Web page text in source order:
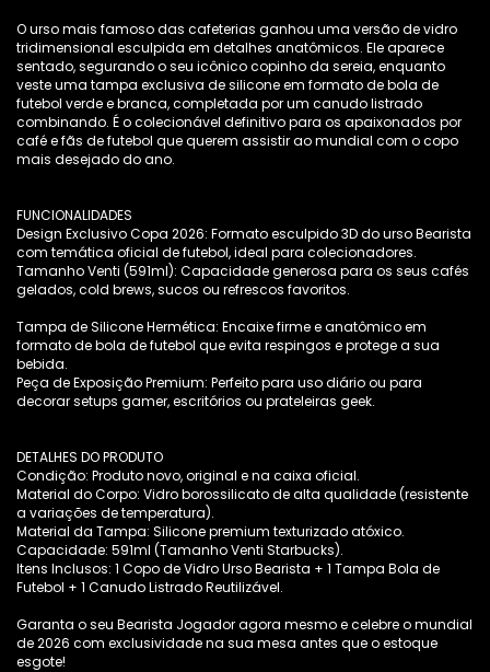
O urso mais famoso das cafeterias ganhou uma versão de vidro
tridimensional esculpida em detalhes anatômicos. Ele aparece
sentado, segurando o seu icônico copinho da sereia, enquanto
veste uma tampa exclusiva de silicone em formato de bola de
futebol verde e branca, completada por um canudo listrado
combinando. É o colecionável definitivo para os apaixonados por
café e fãs de futebol que querem assistir ao mundial com o copo
mais desejado do ano.
FUNCIONALIDADES
Design Exclusivo Copa 2026: Formato esculpido 3D do urso Bearista
com temática oficial de futebol, ideal para colecionadores.
Tamanho Venti (591ml): Capacidade generosa para os seus cafés
gelados, cold brews, sucos ou refrescos favoritos.
Tampa de Silicone Hermética: Encaixe firme e anatômico em
formato de bola de futebol que evita respingos e protege a sua
bebida.
Peça de Exposição Premium: Perfeito para uso diário ou para
decorar setups gamer, escritórios ou prateleiras geek.
DETALHES DO PRODUTO
Condição: Produto novo, original e na caixa oficial.
Material do Corpo: Vidro borossilicato de alta qualidade (resistente
a variações de temperatura).
Material da Tampa: Silicone premium texturizado atóxico.
Capacidade: 591ml (Tamanho Venti Starbucks).
Itens Inclusos: 1 Copo de Vidro Urso Bearista + 1 Tampa Bola de
Futebol + 1 Canudo Listrado Reutilizável.
Garanta o seu Bearista Jogador agora mesmo e celebre o mundial
de 2026 com exclusividade na sua mesa antes que o estoque
esgote!